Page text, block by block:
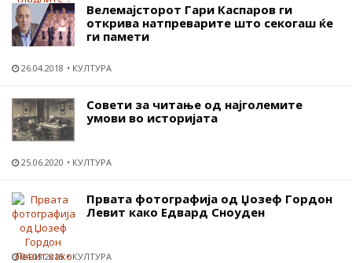
Велемајсторот Гари Каспаров ги
открива натпреварите што секогаш ќе
ги памети
26.04.2018 КУЛТУРА
Совети за читање од најголемите
умови во историјата
25.06.2020 КУЛТУРА
Првата фотографија од Џозеф Гордон
Левит како Едвард Сноуден
04.03.2015 КУЛТУРА